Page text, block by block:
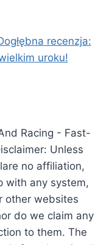
recenzja:
uroku!
Racing - Fast-
Unless
no affiliation,
with any system,
other websites
do we claim any
to them. The